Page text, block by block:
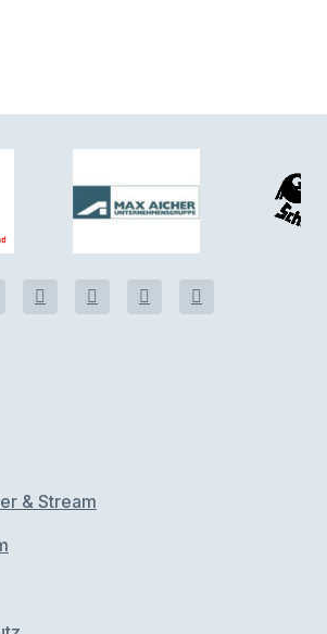
& Stream